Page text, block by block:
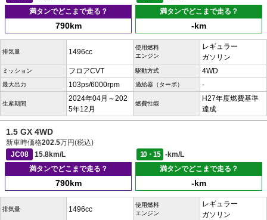
満タンでどこまで走る？
790km
満タンでどこまで走る？
-km
排気量 1496cc
使用燃料
エンジン
レギュラー
ガソリン
ミッション フロアCVT 駆動方式 4WD
最大出力 103ps/6000rpm 過給器（ターボ） -
生産期間
2024年04月～202
5年12月
燃費性能
H27年度燃費基準
達成
1.5 GX 4WD
新車時価格202.5万円(税込)
JC08
15.8km/L 10・15
-km/L
満タンでどこまで走る？
790km
満タンでどこまで走る？
-km
排気量 1496cc
使用燃料
エンジン
レギュラー
ガソリン